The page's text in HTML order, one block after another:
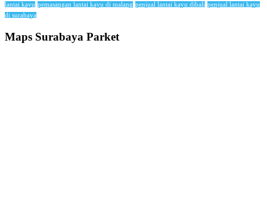
lantai kayu pemasangan lantai kayu di malang penjual lantai kayu dibali penjual lantai kayu
di surabaya
Maps Surabaya Parket